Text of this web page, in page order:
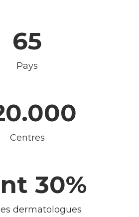
65
Pays
Centres
30%
dermatologues